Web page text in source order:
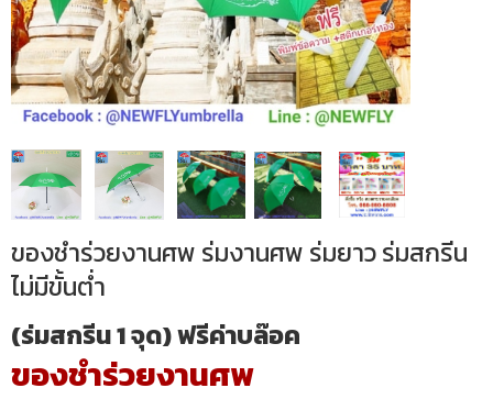
ของชำร่วยงานศพ ร่มงานศพ ร่มยาว ร่มสกรีน
ไม่มีขั้นต่ำ
(ร่มสกรีน 1 จุด) ฟรีค่าบล๊อค
ของชำร่วยงานศพ